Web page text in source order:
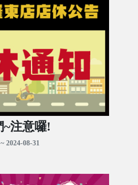
注意囉!
2024-08-31